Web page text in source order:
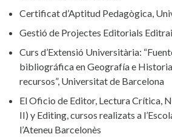
Certificat d’Aptitud Pedagògica,
Gestió de Projectes Editorials
Curs d’Extensió Universitària:
bibliográfica en Geografía e
recursos”, Universitat de Barcelona
El Oficio de Editor, Lectura Crítica,
II) y Editing, cursos realizats a
l’Ateneu Barcelonès